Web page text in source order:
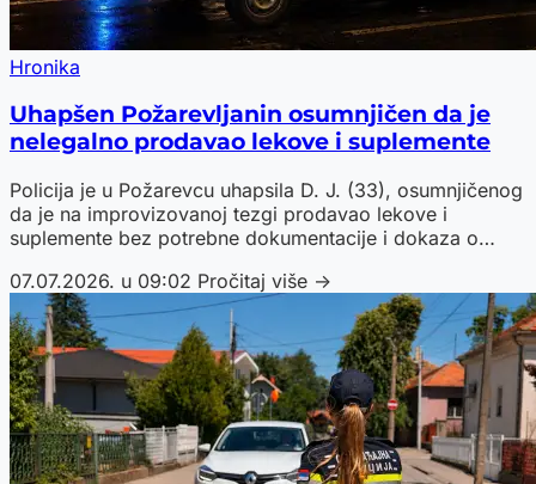
Hronika
Uhapšen Požarevljanin osumnjičen da je
nelegalno prodavao lekove i suplemente
Policija je u Požarevcu uhapsila D. J. (33), osumnjičenog
da je na improvizovanoj tezgi prodavao lekove i
suplemente bez potrebne dokumentacije i dokaza o
07.07.2026. u 09:02 Pročitaj više →